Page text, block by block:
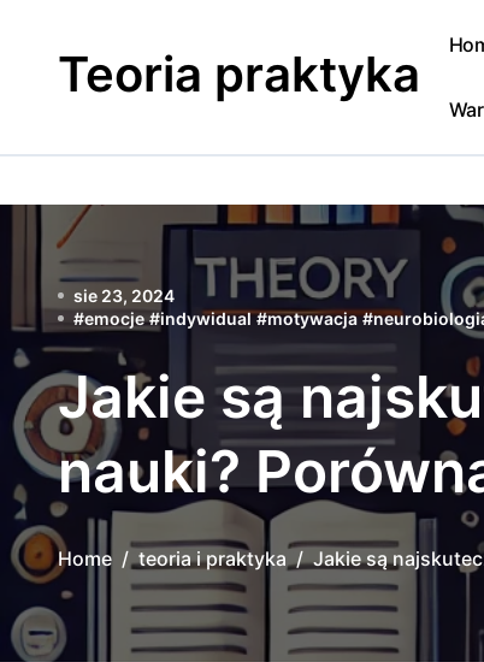
contentTeoria praktyka
sie 23, 2024
#emocje #indywidual #motywacja #
Jakie są
nauki?
Home teoria i praktyka Jakie są